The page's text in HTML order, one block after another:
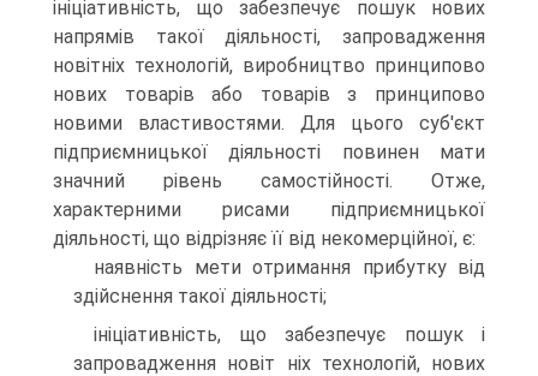
ініціативність, що забезпечує пошук нових
напрямів такої діяльності, запровадження
новітніх технологій, виробництво принципово
нових товарів або товарів з принципово
новими властивостями. Для цього суб'єкт
підприємницької діяльності повинен мати
значний рівень самостійності. Отже,
характерними рисами підприємницької
діяльності, що відрізняє її від некомерційної, є:
наявність мети отримання прибутку від
здійснення такої діяльності;
ініціативність, що забезпечує пошук і
запровадження новіт ніх технологій, нових